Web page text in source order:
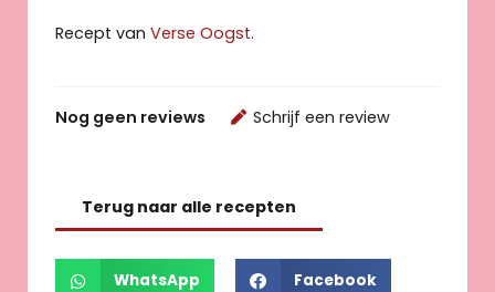
Recept van Verse Oogst.
Nog geen reviews Schrijf een review
Terug naar alle recepten
WhatsApp Facebook